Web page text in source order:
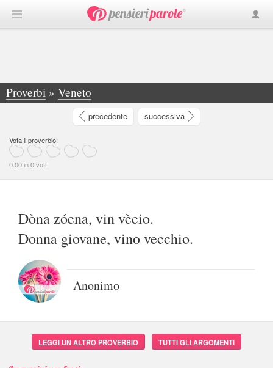
Proverbi » Veneto
»Dòna zóena, vin vècio. Donna giovane, vino... -
precedente successiva
Vota il proverbio:
0.00 in 0 voti
Dòna zóena, vin vècio.
Donna giovane, vino vecchio.
Anonimo
LEGGI UN ALTRO PROVERBIO TUTTI GLI ARGOMENTI